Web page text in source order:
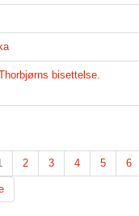
bisettelse.
2 3 4 5 6